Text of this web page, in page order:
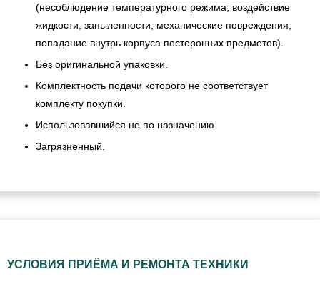
(несоблюдение температурного режима, воздействие
жидкости, запыленности, механические повреждения,
попадание внутрь корпуса посторонних предметов).
Без оригинальной упаковки.
Комплектность подачи которого не соответствует
комплекту покупки.
Использовавшийся не по назначению.
Загрязненный.
УСЛОВИЯ ПРИЁМА И РЕМОНТА ТЕХНИКИ